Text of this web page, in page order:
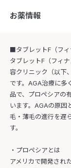
お薬情報
■タブレットF（フ
タブレットF（フィ
容クリニック（以下
です。AGA治療に多
品で、プロペシアの
います。AGAの原因
毛・薄毛の進行を遅
す。
・プロペシアとは
アメリカで開発され